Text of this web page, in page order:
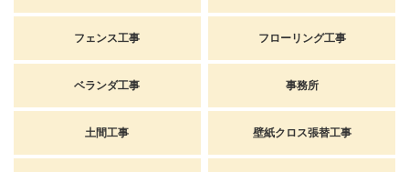
フェンス工事 フローリング工事
ベランダ工事 事務所
土間工事 壁紙クロス張替工事